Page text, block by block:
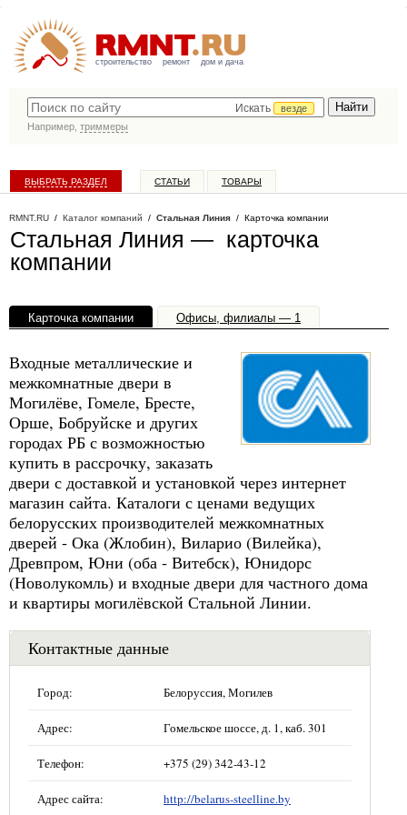
строительство ремонт дом и дача
Искать
везде
Например, триммеры
ВЫБРАТЬ РАЗДЕЛ СТАТЬИ ТОВАРЫ
RMNT.RU / Каталог компаний / Стальная Линия / Карточка компании
Стальная Линия — карточка
компании
Карточка компании Офисы, филиалы — 1
Входные металлические и
межкомнатные двери в
Могилёве, Гомеле, Бресте,
Орше, Бобруйске и других
городах РБ с возможностью
купить в рассрочку, заказать
двери с доставкой и установкой через интернет
магазин сайта. Каталоги с ценами ведущих
белорусских производителей межкомнатных
дверей - Ока (Жлобин), Виларио (Вилейка),
Древпром, Юни (оба - Витебск), Юнидорс
(Новолукомль) и входные двери для частного дома
и квартиры могилёвской Стальной Линии.
Контактные данные
Город: Белоруссия, Могилев
Адрес: Гомельское шоссе, д. 1, каб. 301
Телефон: +375 (29) 342-43-12
Адрес сайта: http://belarus-steelline.by